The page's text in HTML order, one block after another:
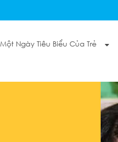
Một Ngày Tiêu Biểu Của Trẻ